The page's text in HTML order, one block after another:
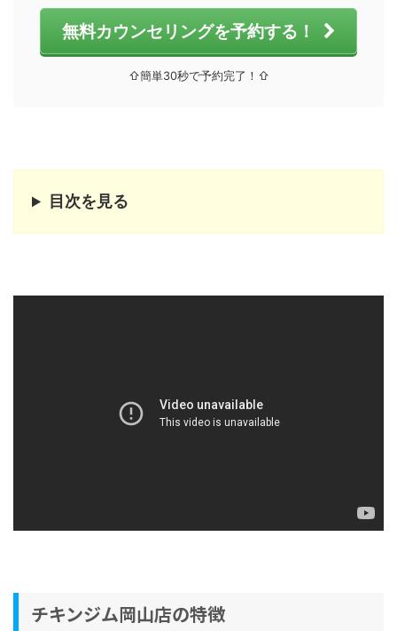
無料カウンセリングを予約する！
⇧簡単30秒で予約完了！⇧
目次を見る
チキンジム岡山店の特徴